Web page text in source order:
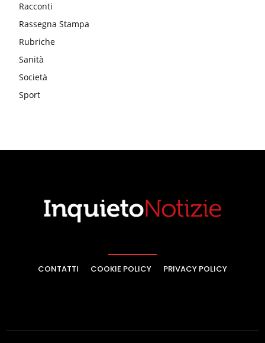
Racconti
Rassegna Stampa
Rubriche
Sanità
Società
Sport
CONTATTI COOKIE POLICY PRIVACY POLICY